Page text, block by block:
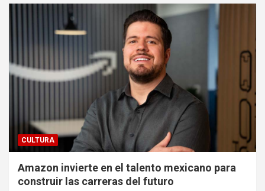
CULTURA
Amazon invierte en el talento mexicano para
construir las carreras del futuro